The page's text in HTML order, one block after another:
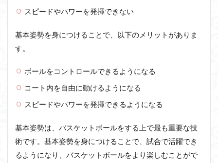
スピードやパワーを発揮できない
基本姿勢を身につけることで、以下のメリットがありま
す。
ボールをコントロールできるようになる
コート内を自由に動けるようになる
スピードやパワーを発揮できるようになる
基本姿勢は、バスケットボールをする上で最も重要な技
術です。基本姿勢を身につけることで、試合で活躍でき
るようになり、バスケットボールをより楽しむことがで